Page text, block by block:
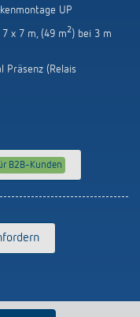
UP
x 7 m, (49 m2) bei 3 m
Präsenz (Relais
B2B-Kunden